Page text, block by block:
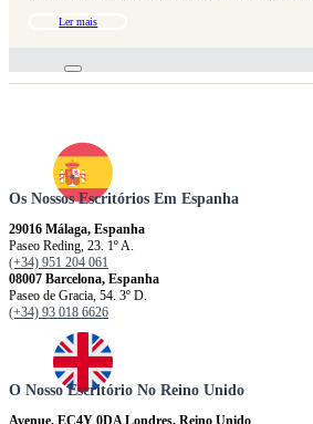
Ler mais
Os Nossos Escritórios Em Espanha
29016 Málaga, Espanha
Paseo Reding, 23. 1º A.
(+34) 951 204 061
08007 Barcelona, ​​​​​Espanha
Paseo de Gracia, 54. 3º D.
(+34) 93 018 6626
O Nosso Escritório No Reino Unido
Avenue, EC4Y 0DA Londres, Reino Unido